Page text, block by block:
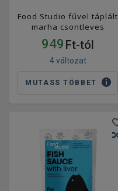
Food Studio fűvel táplált
marha csontleves
949 Ft-tól
4 változat
MUTASS TÖBBET